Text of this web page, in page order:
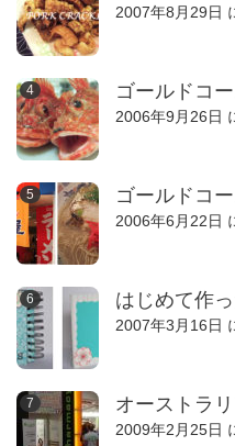
2007年8月29日
ゴールドコ
2006年9月26日
ゴールドコ
2006年6月22日
はじめて作
2007年3月16日
オーストラ
2009年2月25日